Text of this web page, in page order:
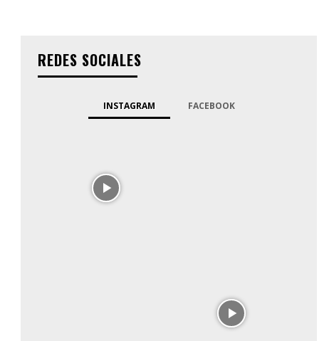
REDES SOCIALES
INSTAGRAM FACEBOOK